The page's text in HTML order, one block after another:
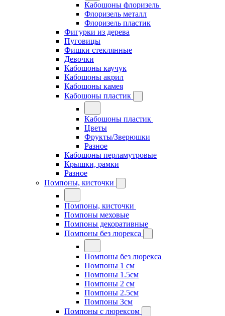
Кабошоны флоризель
Флоризель металл
Флоризель пластик
Фигурки из дерева
Пуговицы
Фишки стеклянные
Девочки
Кабошоны каучук
Кабошоны акрил
Кабошоны камея
Кабошоны пластик
Кабошоны пластик
Цветы
Фрукты/Зверюшки
Разное
Кабошоны перламутровые
Крышки, рамки
Разное
Помпоны, кисточки
Помпоны, кисточки
Помпоны меховые
Помпоны декоративные
Помпоны без люрекса
Помпоны без люрекса
Помпоны 1 см
Помпоны 1.5см
Помпоны 2 см
Помпоны 2.5см
Помпоны 3см
Помпоны с люрексом